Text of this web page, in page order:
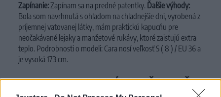
Zapínanie:Zapínam sa na predné patentky. Ďalšie výhody:
Bola som navrhnutá s ohľadom na chladnejšie dni, vyrobená z
príjemnej vatovanej látky, mám praktickú kapucňu pre
neočakávané lejaky a manžetové rukávy, ktoré zaisťujú extra
teplo. Podrobnosti o modeli: Cara nosí veľkosť S ( 8 ) / EU 36 a
je vysoká 173 cm.
MOHLO BY SA VÁM TIEŽ HODIŤ